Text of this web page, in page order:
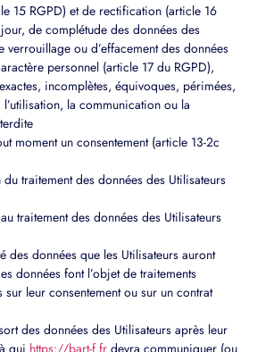
15 RGPD) et de rectification (article 16
de complétude des données des
verrouillage ou d’effacement des données
personnel (article 17 du RGPD),
incomplètes, équivoques, périmées,
la communication ou la
moment un consentement (article 13-2c
traitement des données des Utilisateurs
traitement des données des Utilisateurs
des données que les Utilisateurs auront
données font l’objet de traitements
sur leur consentement ou sur un contrat
des données des Utilisateurs après leur
qui https://bart-f.fr devra communiquer (ou